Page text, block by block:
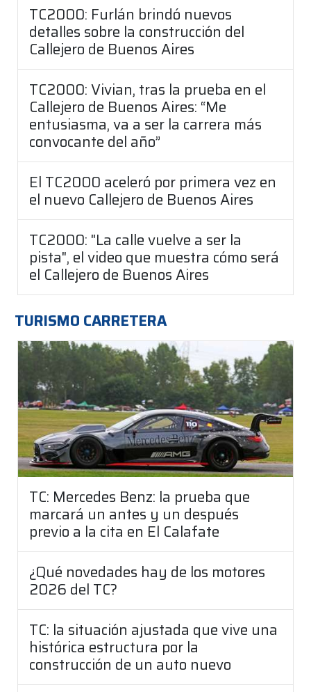
TC2000: Furlán brindó nuevos
detalles sobre la construcción del
Callejero de Buenos Aires
TC2000: Vivian, tras la prueba en el
Callejero de Buenos Aires: “Me
entusiasma, va a ser la carrera más
convocante del año”
El TC2000 aceleró por primera vez en
el nuevo Callejero de Buenos Aires
TC2000: "La calle vuelve a ser la
pista", el video que muestra cómo será
el Callejero de Buenos Aires
TURISMO CARRETERA
TC: Mercedes Benz: la prueba que
marcará un antes y un después
previo a la cita en El Calafate
¿Qué novedades hay de los motores
2026 del TC?
TC: la situación ajustada que vive una
histórica estructura por la
construcción de un auto nuevo